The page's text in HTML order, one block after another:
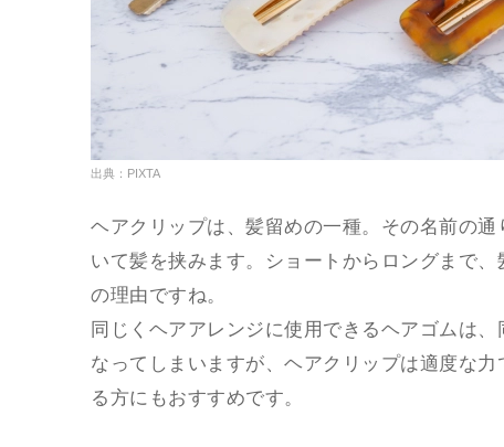
出典：PIXTA
ヘアクリップは、髪留めの一種。その名前の
いて髪を挟みます。ショートからロングまで
の理由ですね。
同じくヘアアレンジに使用できるヘアゴムは
なってしまいますが、ヘアクリップは適度な
る方にもおすすめです。